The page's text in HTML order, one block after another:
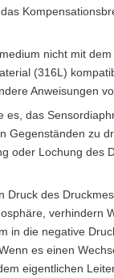
nicht mit
(316L)
Anweisungen
es, das
Gegenständen zu
oder Lochung des
Druck des
verhindern
in die negative
es einen
eigentlichen